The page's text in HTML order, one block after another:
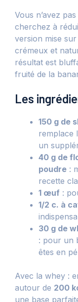
Vous n’avez
cherchez à
version mise
crémeux et
résultat est
fruité de la
Les
150 g de
remplace
un
40 g de
poudre :
recette
1 œuf :
1/2 c. à
30 g de
: pour un
êtes en
Avec la whey :
autour de 200
une base